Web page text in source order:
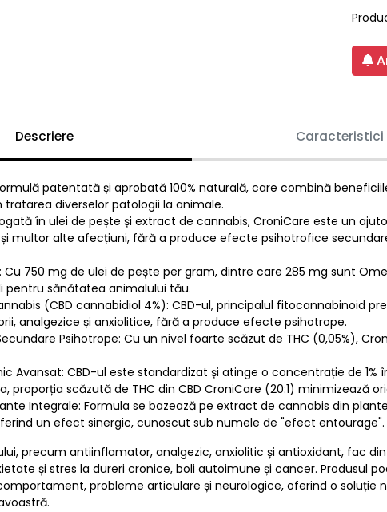
Descriere Caracteristici
patentată și aprobată 100% naturală, care combină
diverselor patologii la animale.
în ulei de pește și extract de cannabis, CroniCare este un
multor alte afecțiuni, fără a produce efecte psihotrofice
Cu 750 mg de ulei de pește per gram, dintre care 285 mg sunt
pentru sănătatea animalului tău.
(CBD cannabidiol 4%): CBD-ul, principalul fitocannabinoid
analgezice și anxiolitice, fără a produce efecte psihotrope.
Psihotrope: Cu un nivel foarte scăzut de THC (0,05%),
Avansat: CBD-ul este standardizat și atinge o concentrație de
proporția scăzută de THC din CBD CroniCare (20:1) minimizează
Integrale: Formula se bazează pe extract de cannabis din
un efect sinergic, cunoscut sub numele de "efect entourage".
precum antiinflamator, analgezic, anxiolitic și antioxidant, fac
și stres la dureri cronice, boli autoimune și cancer. Produsul
probleme articulare și neurologice, oferind o